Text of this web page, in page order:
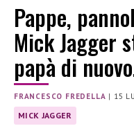
Pappe,
Mick Jagger
papà di
FRANCESCO FREDELLA | 15
MICK JAGGER